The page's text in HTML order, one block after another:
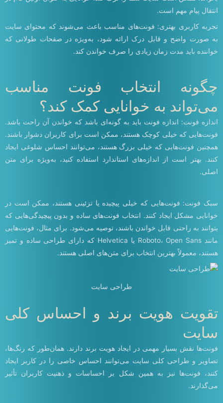
انتقال پیام مهم است.
تجربه کاربری بهتری: فونت‌های مناسب باعث می‌شوند که محتوای سایت
به صورت واضح و قابل درک ارائه شود، به‌ویژه در صفحات طولانی که
خواننده باید مدت زمان زیادی را صرف خواندن کند.
چگونه انتخاب فونت مناسب
می‌تواند به خوانایی کمک کند؟
اندازه فونت: اندازه فونت باید به گونه‌ای باشد که خواندن آن راحت باشد.
فونت‌هایی که خیلی کوچک هستند، ممکن است برای کاربران دشوار باشند.
همچنین فونت‌هایی که خیلی بزرگ هستند، می‌توانند احساس شلوغی ایجاد
کنند. بهتر است از اندازه‌های استاندارد استفاده کنید، به‌ویژه برای متن
اصلی.
سبک فونت: فونت‌هایی که خیلی پیچیده یا تزئینی هستند، ممکن است در
خوانایی مشکل ایجاد کنند. انتخاب فونت‌های ساده و بدون پیچیدگی‌هایی که
بتوانند به راحتی قابل خواندن باشند، توصیه می‌شود. برای مثال، فونت‌هایی
مانند Roboto، Open Sans یا Helvetica که دارای طراحی ساده و تمیز
هستند، معمولاً بهترین انتخاب برای متن‌های اصلی هستند.
طراحی سایت
تقویت هویت برند و احساس کلی
سایت
فونت‌ها نقش بسیار مهمی در ایجاد هویت برند دارند. همان‌طور که رنگ‌ها،
تصاویر و طراحی کلی سایت می‌توانند احساس خاصی را در کاربر ایجاد
کنند، فونت‌ها نیز به همین شکل بر احساسات و ذهنیت کاربران تأثیر
می‌گذارند.